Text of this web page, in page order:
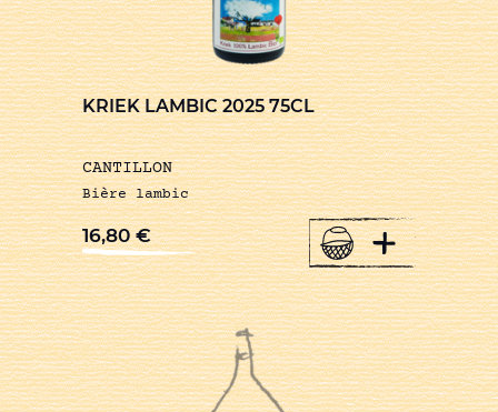
KRIEK LAMBIC 2025 75CL
CANTILLON
Bière lambic
16,80€ +